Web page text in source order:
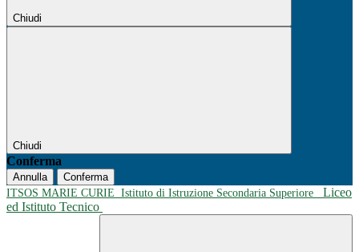
Chiudi
Chiudi
Conferma
Annulla
Conferma
ITSOS MARIE CURIE Istituto di Istruzione Secondaria Superiore
Liceo
ed Istituto Tecnico